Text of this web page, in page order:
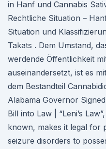
in Hanf und Cannabis
Rechtliche Situation –
Situation und
Takats . Dem Umstand,
werdende Öffentlichkeit
auseinandersetzt, ist es
dem Bestandteil
Alabama Governor
Bill into Law | “Leni’s
known, makes it legal for
seizure disorders to